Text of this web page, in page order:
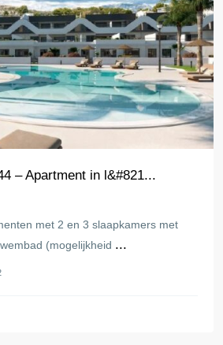
– Apartment in l&#821...
met 2 en 3 slaapkamers met
(mogelijkheid ...